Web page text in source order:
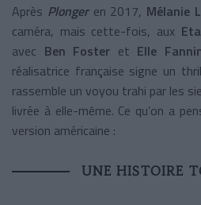
Après Plonger en 2017, Mélanie
caméra, mais cette-fois, aux
avec Ben Foster et Elle
réalisatrice française signe un
rassemble un voyou trahi par les
livrée à elle-même. Ce qu’on a
version américaine :
UNE HISTOIRE